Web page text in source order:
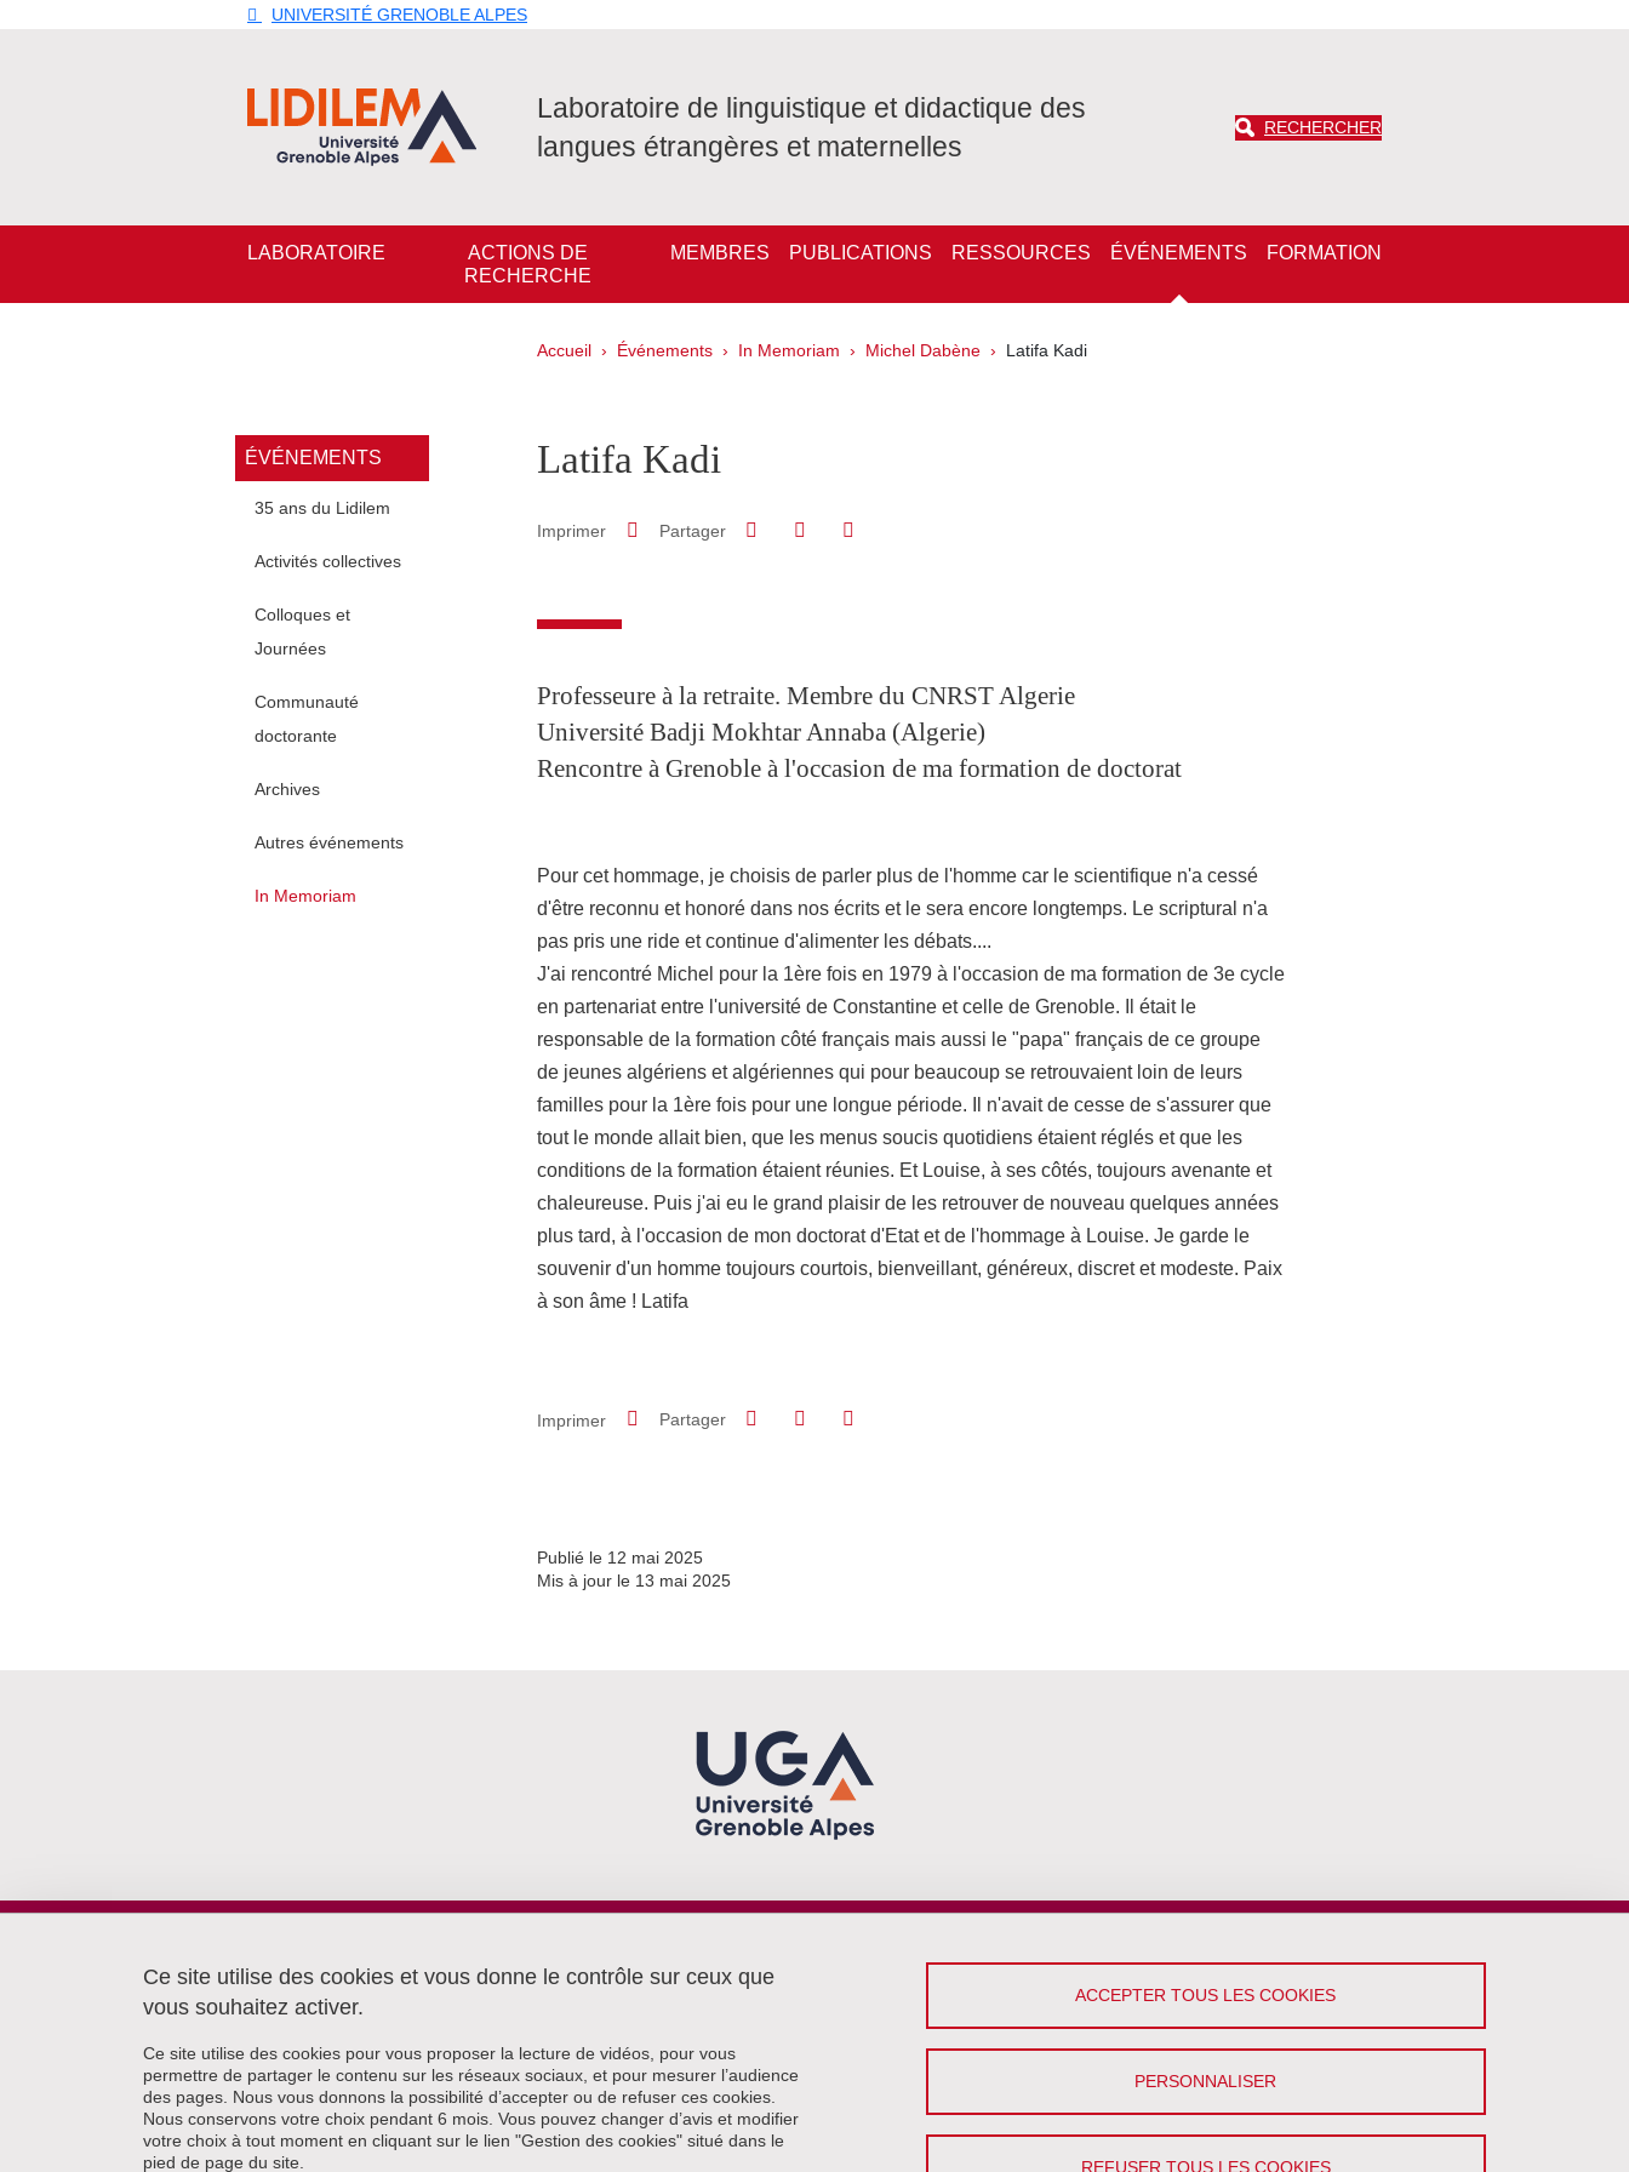
UNIVERSITÉ GRENOBLE ALPES
Laboratoire de linguistique et didactique des
langues étrangères et maternelles
RECHERCHER
Navigation principale
LABORATOIRE
ACTIONS DE
RECHERCHE
MEMBRES PUBLICATIONS RESSOURCES ÉVÉNEMENTS FORMATION
Fil d'Ariane
Accueil Événements In Memoriam Michel Dabène Latifa Kadi
Navigation principale Sidebar
ÉVÉNEMENTS
35 ans du Lidilem
Activités collectives
Colloques et
Journées
Communauté
doctorante
Archives
Autres événements
In Memoriam
Latifa Kadi
Imprimer Partager Partager sur Facebook
Partager sur LinkedIn
Professeure à la retraite. Membre du CNRST Algerie
Université Badji Mokhtar Annaba (Algerie)
Rencontre à Grenoble à l'occasion de ma formation de doctorat
Pour cet hommage, je choisis de parler plus de l'homme car le scientifique n'a cessé
d'être reconnu et honoré dans nos écrits et le sera encore longtemps. Le scriptural n'a
pas pris une ride et continue d'alimenter les débats....
J'ai rencontré Michel pour la 1ère fois en 1979 à l'occasion de ma formation de 3e cycle
en partenariat entre l'université de Constantine et celle de Grenoble. Il était le
responsable de la formation côté français mais aussi le "papa" français de ce groupe
de jeunes algériens et algériennes qui pour beaucoup se retrouvaient loin de leurs
familles pour la 1ère fois pour une longue période. Il n'avait de cesse de s'assurer que
tout le monde allait bien, que les menus soucis quotidiens étaient réglés et que les
conditions de la formation étaient réunies. Et Louise, à ses côtés, toujours avenante et
chaleureuse. Puis j'ai eu le grand plaisir de les retrouver de nouveau quelques années
plus tard, à l'occasion de mon doctorat d'Etat et de l'hommage à Louise. Je garde le
souvenir d'un homme toujours courtois, bienveillant, généreux, discret et modeste. Paix
à son âme ! Latifa
Imprimer Partager Partager sur Facebook
Partager sur LinkedIn
Publié le 12 mai 2025
Mis à jour le 13 mai 2025
Université Grenoble Alpes
Bâtiment Stendhal
CS40700
38058 Grenoble cedex 9
Menu footer
Plan du site
Données personnelles
Politique des cookies
Gestion des cookies
Ce site utilise des cookies et vous donne le contrôle sur ceux que
vous souhaitez activer.
Ce site utilise des cookies pour vous proposer la lecture de vidéos, pour vous
permettre de partager le contenu sur les réseaux sociaux, et pour mesurer l’audience
des pages. Nous vous donnons la possibilité d’accepter ou de refuser ces cookies.
Nous conservons votre choix pendant 6 mois. Vous pouvez changer d’avis et modifier
votre choix à tout moment en cliquant sur le lien "Gestion des cookies" situé dans le
pied de page du site.
ACCEPTER TOUS LES COOKIES
REFUSER TOUS LES COOKIES
PERSONNALISER